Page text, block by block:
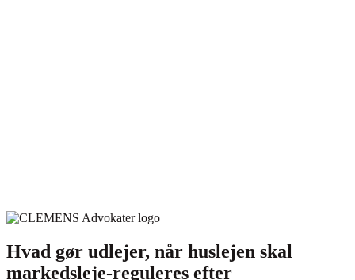
Hvad gør udlejer, når huslejen skal
markedsleje-reguleres efter